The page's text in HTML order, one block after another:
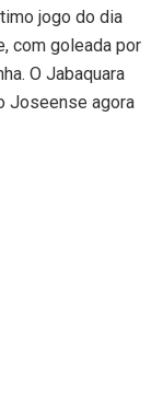
jogo do dia
com goleada por
O Jabaquara
Joseense agora